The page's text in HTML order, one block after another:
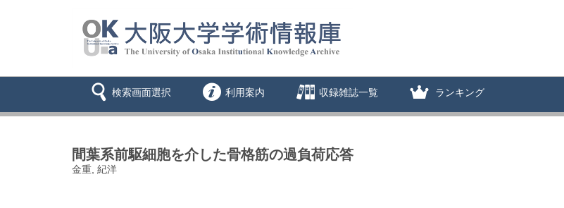
検索画面選択 利用案内 収録雑誌一覧 ランキング
間葉系前駆細胞を介した骨格筋の過負荷応答
金重, 紀洋